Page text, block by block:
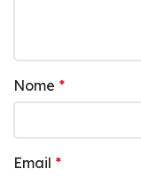
Nome *
Email *